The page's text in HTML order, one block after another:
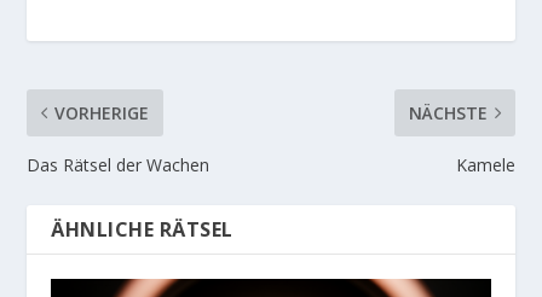
VORHERIGE
Das Rätsel der Wachen
NÄCHSTE
Kamele
ÄHNLICHE RÄTSEL